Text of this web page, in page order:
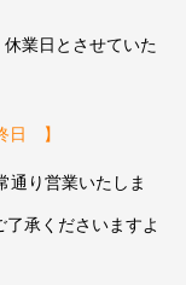
業日とさせていた
日 】
通り営業いたしま
承くださいますよ